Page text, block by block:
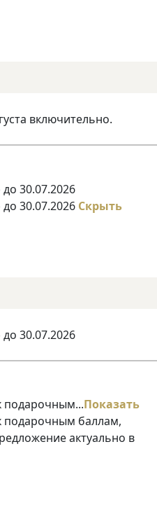
включительно.
30.07.2026
30.07.2026 Скрыть
30.07.2026
подарочным...Показать
подарочным баллам,
актуально в